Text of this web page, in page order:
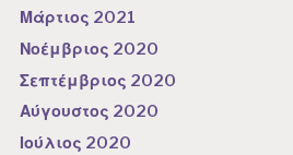
Μάρτιος 2021
Νοέμβριος 2020
Σεπτέμβριος 2020
Αύγουστος 2020
Ιούλιος 2020